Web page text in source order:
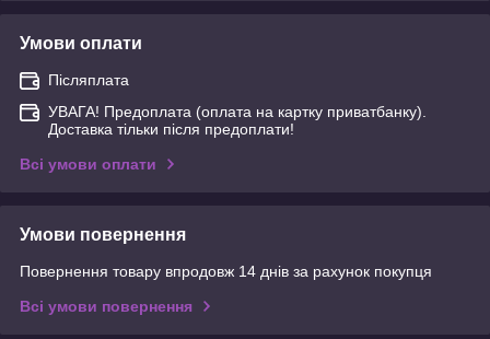
Умови оплати
Післяплата
УВАГА! Предоплата (оплата на картку приватбанку).
Доставка тільки після предоплати!
Всі умови оплати
Умови повернення
Повернення товару впродовж 14 днів за рахунок покупця
Всі умови повернення